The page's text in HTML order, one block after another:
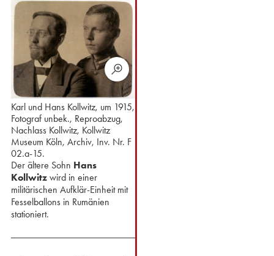
Karl und Hans Kollwitz, um 1915,
Fotograf unbek., Reproabzug,
Nachlass Kollwitz, Kollwitz
Museum Köln, Archiv, Inv. Nr. F
02.a-15.
Der ältere Sohn Hans
Kollwitzwird in einer
militärischen Aufklär-Einheit mit
Fesselballons in Rumänien
stationiert.